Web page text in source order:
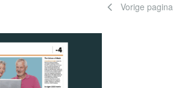
Vorige pagina